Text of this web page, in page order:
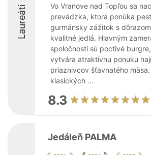
Laureáti
Vo Vranove nad Topľou sa
prevádzka, ktorá ponúka
gurmánsky zážitok s
kvalitné jedlá. Hlavným
spoločnosti sú poctivé
vytvára atraktívnu ponuku
priaznivcov šťavnatého
klasických ...
8.3
Jedáleň PALMA